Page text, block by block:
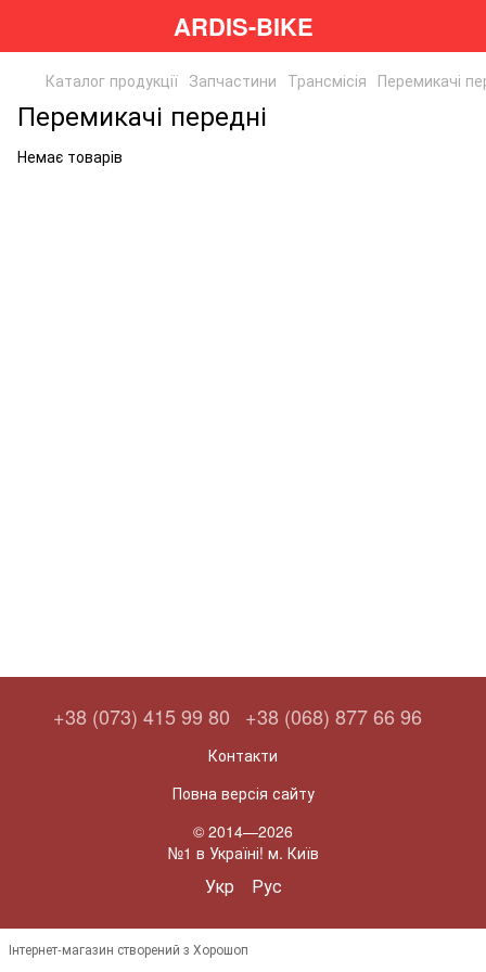
ARDIS-BIKE
Каталог продукції Запчастини Трансмісія Перемикачі
Перемикачі передні
Немає товарів
+38 (073) 415 99 80 +38 (068) 877 66 96
Контакти
Повна версія сайту
© 2014—2026
№1 в Україні! м. Київ
Укр Рус
Інтернет-магазин створений з Хорошоп